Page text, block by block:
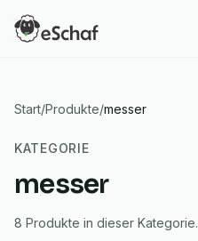
Start/Produkte/messer
KATEGORIE
messer
8 Produkte in dieser Kategorie.